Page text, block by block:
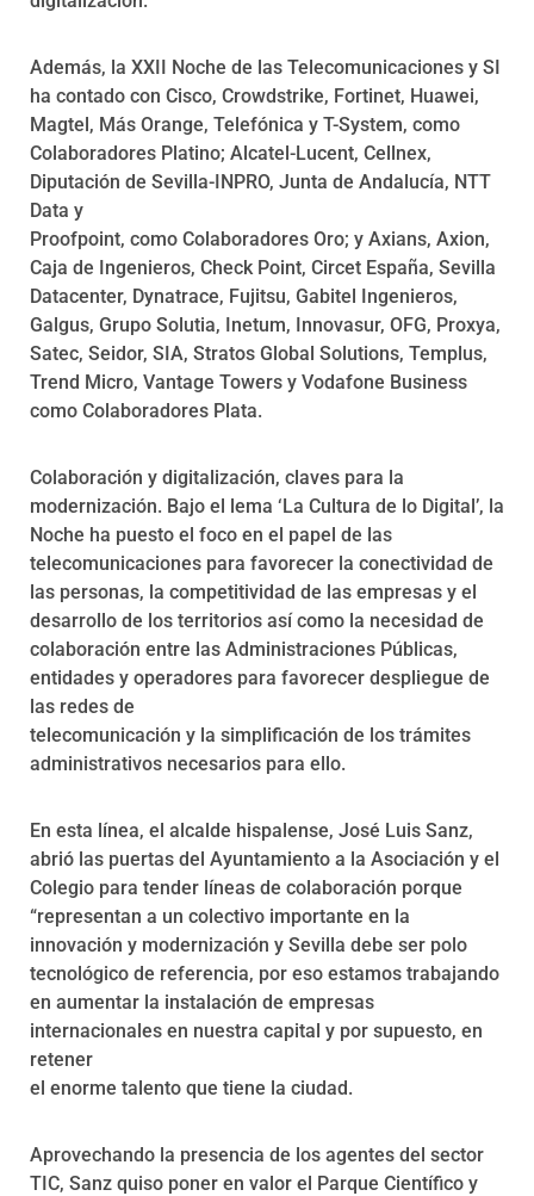
Además, la XXII Noche de las Telecomunicaciones y SI
ha contado con Cisco, Crowdstrike, Fortinet, Huawei,
Magtel, Más Orange, Telefónica y T-System, como
Colaboradores Platino; Alcatel-Lucent, Cellnex,
Diputación de Sevilla-INPRO, Junta de Andalucía, NTT
Data y
Proofpoint, como Colaboradores Oro; y Axians, Axion,
Caja de Ingenieros, Check Point, Circet España, Sevilla
Datacenter, Dynatrace, Fujitsu, Gabitel Ingenieros,
Galgus, Grupo Solutia, Inetum, Innovasur, OFG, Proxya,
Satec, Seidor, SIA, Stratos Global Solutions, Templus,
Trend Micro, Vantage Towers y Vodafone Business
como Colaboradores Plata.
Colaboración y digitalización, claves para la
modernización. Bajo el lema ‘La Cultura de lo Digital’, la
Noche ha puesto el foco en el papel de las
telecomunicaciones para favorecer la conectividad de
las personas, la competitividad de las empresas y el
desarrollo de los territorios así como la necesidad de
colaboración entre las Administraciones Públicas,
entidades y operadores para favorecer despliegue de
las redes de
telecomunicación y la simplificación de los trámites
administrativos necesarios para ello.
En esta línea, el alcalde hispalense, José Luis Sanz,
abrió las puertas del Ayuntamiento a la Asociación y el
Colegio para tender líneas de colaboración porque
“representan a un colectivo importante en la
innovación y modernización y Sevilla debe ser polo
tecnológico de referencia, por eso estamos trabajando
en aumentar la instalación de empresas
internacionales en nuestra capital y por supuesto, en
retener
el enorme talento que tiene la ciudad.
Aprovechando la presencia de los agentes del sector
TIC, Sanz quiso poner en valor el Parque Científico y